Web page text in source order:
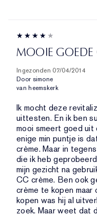
MOOIE GOEDE
Ingezonden 07/04/2014
Door simone
van heemskerk
Ik mocht deze
uittesten. En ik ben
mooi smeert goed
enige min puntje is
crème. Maar in
die ik heb
mijn gezicht na
CC crème. Ben ook
crème te kopen
kopen was hij al
zoek. Maar weet dat